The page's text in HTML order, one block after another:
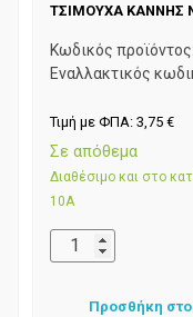
ΤΣΙΜΟΥΧΑ ΚΑΝΝΗΣ
Κωδικός προϊόντος:
Εναλλακτικός
Τιμή με ΦΠΑ:3,75€
Σε απόθεμα
Διαθέσιμο και στο
10Α
Προσθήκη στο